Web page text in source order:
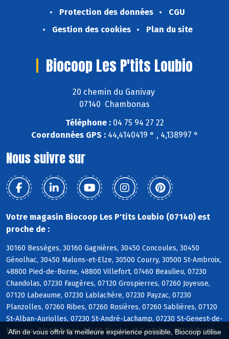
Afin de vous offrir la meilleure expérience possible, Biocoop utilise
Protection des données
CGU
Gestion des cookies
Plan du site
Biocoop Les P'tits Loubio
20 chemin du Ganivay
07140 Chambonas
Téléphone :04 75 94 27 22
Coordonnées GPS :44,4140419 ° , 4,138997 °
Nous suivre sur
Votre magasin Biocoop Les P'tits Loubio (07140) est
proche de :
30160 Bessèges, 30160 Gagnières, 30450 Concoules, 30450
Génolhac, 30450 Malons-et-Elze, 30500 Courry, 30500 St-Ambroix,
48800 Pied-de-Borne, 48800 Villefort, 07460 Beaulieu, 07230
Chandolas, 07230 Faugères, 07120 Grospierres, 07260 Joyeuse,
07120 Labeaume, 07230 Lablachère, 07230 Payzac, 07230
Planzolles, 07260 Ribes, 07260 Rosières, 07260 Sablières, 07120
St-Alban-Auriolles, 07230 St-André-Lachamp, 07230 St-Genest-de-
Beauzon, 07460 Banne, 07460 Berrias-et-Casteljau, 07140 Brahic,